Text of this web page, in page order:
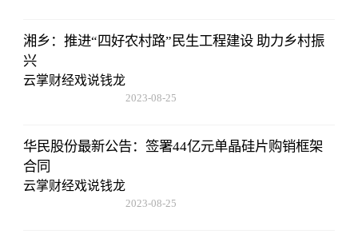
湘乡：推进“四好农村路”民生工程建设 助力乡村振
兴
云掌财经戏说钱龙
2023-08-25
华民股份最新公告：签署44亿元单晶硅片购销框架
合同
云掌财经戏说钱龙
2023-08-25